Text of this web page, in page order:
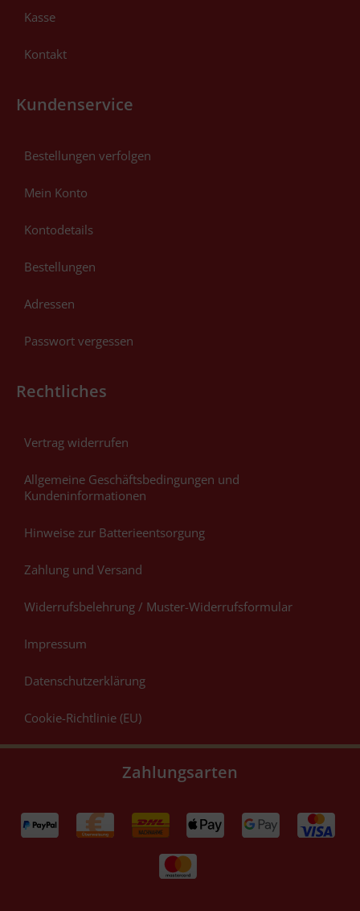
Kasse
Kontakt
Kundenservice
Bestellungen verfolgen
Mein Konto
Kontodetails
Bestellungen
Adressen
Passwort vergessen
Rechtliches
Vertrag widerrufen
Allgemeine Geschäftsbedingungen und
Kundeninformationen
Hinweise zur Batterieentsorgung
Zahlung und Versand
Widerrufsbelehrung / Muster-Widerrufsformular
Impressum
Datenschutzerklärung
Cookie-Richtlinie (EU)
Zahlungsarten